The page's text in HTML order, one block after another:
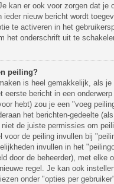
kan er ook voor zorgen dat je
ieder nieuw bericht wordt
te activeren in het
het onderschrift uit te
peiling?
is heel gemakkelijk, als je
eerste bericht in een
hebt) zou je een "voeg
het berichten-gedeelte
de juiste permissies om
voor de peiling invullen bij
invullen in het
door de beheerder), met elke
regel. Je kan ook
onder "opties per